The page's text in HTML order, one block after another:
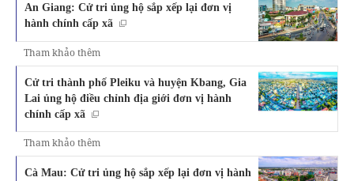
An Giang: Cử tri ủng hộ sắp xếp lại đơn vị
hành chính cấp xã
Tham khảo thêm
Cử tri thành phố Pleiku và huyện Kbang, Gia
Lai ủng hộ điều chỉnh địa giới đơn vị hành
chính cấp xã
Tham khảo thêm
Cà Mau: Cử tri ủng hộ sắp xếp lại đơn vị hành